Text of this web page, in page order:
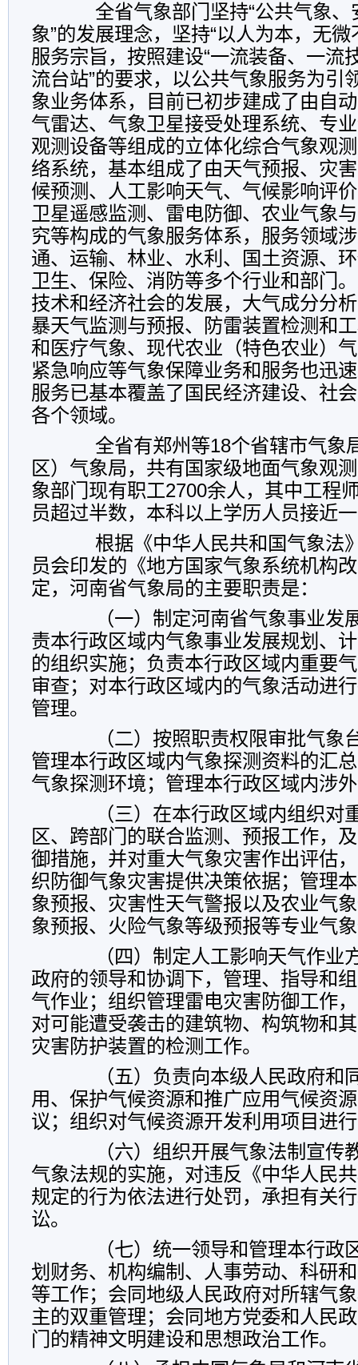
全省气象部门坚持“公共气象、
象”的发展理念，坚持“以人为本，无
服务宗旨，按照建设“一流装备、一流
流台站”的要求，以公共气象服务为引
象业务体系，目前已初步建成了由自
气雷达、气象卫星接受处理系统、专
观测设备等组成的立体化综合气象观
络系统，基本组成了由天气预报、灾
候预测、人工影响天气、气候影响评
卫星遥感监测、雷电防御、农业气象
究等构成的气象服务体系，服务领域
通、运输、林业、水利、国土资源、
卫生、保险、消防等多个行业和部门
技术和经济社会的发展，大气成分分
暴天气监测与预报、防雷装置检测和
和医疗气象、现代农业（特色农业）
紧急响应等气象保障业务和服务也迅
服务已基本覆盖了国民经济建设、社
各个领域。
全省有郑州等18个省辖市气象
区）气象局，共有国家级地面气象观
象部门现有职工2700余人，其中工程
员超过半数，本科以上学历人员接近
根据《中华人民共和国气象法
员会印发的《地方国家气象系统机构
定，河南省气象局的主要职责是：
（一）制定河南省气象事业发
责本行政区域内气象事业发展规划、
的组织实施；负责本行政区域内重要
审查；对本行政区域内的气象活动进
管理。
（二）按照职责权限审批气象
管理本行政区域内气象探测资料的汇
气象探测环境；管理本行政区域内涉
（三）在本行政区域内组织对
区、跨部门的联合监测、预报工作，
御措施，并对重大气象灾害作出评估
织防御气象灾害提供决策依据；管理
象预报、灾害性天气警报以及农业气
象预报、火险气象等级预报等专业气
（四）制定人工影响天气作业
政府的领导和协调下，管理、指导和
气作业；组织管理雷电灾害防御工作
对可能遭受袭击的建筑物、构筑物和
灾害防护装置的检测工作。
（五）负责向本级人民政府和
用、保护气候资源和推广应用气候资
议；组织对气候资源开发利用项目进
（六）组织开展气象法制宣传
气象法规的实施，对违反《中华人民
规定的行为依法进行处罚，承担有关
讼。
（七）统一领导和管理本行政
划财务、机构编制、人事劳动、科研
等工作；会同地级人民政府对所辖气
主的双重管理；会同地方党委和人民
门的精神文明建设和思想政治工作。